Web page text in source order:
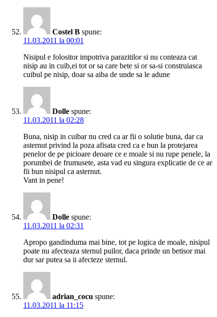
Costel B spune:
11.03.2011 la 00:01
Nisipul e folositor impotriva parazitilor si nu conteaza cat
nisip au in cuib,ei tot or sa care bete si or sa-si construiasca
cuibul pe nisip, doar sa aiba de unde sa le adune
Dolle spune:
11.03.2011 la 02:28
Buna, nisip in cuibar nu cred ca ar fii o solutie buna, dar ca
asternut privind la poza afisata cred ca e bun la protejarea
penelor de pe picioare deoare ce e moale si nu rupe penele, la
porumbei de frumusete, asta vad eu singura explicatie de ce ar
fii bun nisipul ca asternut.
Vant in pene!
Dolle spune:
11.03.2011 la 02:31
Apropo gandinduma mai bine, tot pe logica de moale, nisipul
poate nu afecteaza sternul puilor, daca prinde un betisor mai
dur sar putea sa ii afecteze sternul.
adrian_cocu spune:
11.03.2011 la 11:15